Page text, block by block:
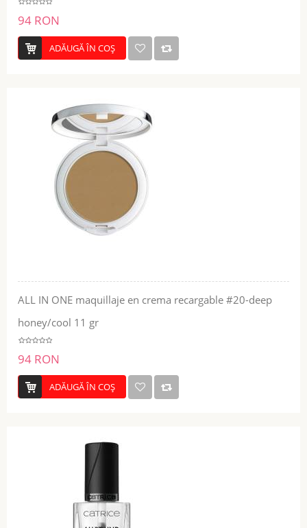
94 RON
ADĂUGĂ ÎN COŞ
ALL IN ONE maquillaje en crema recargable #20-deep
honey/cool 11 gr
94 RON
ADĂUGĂ ÎN COŞ